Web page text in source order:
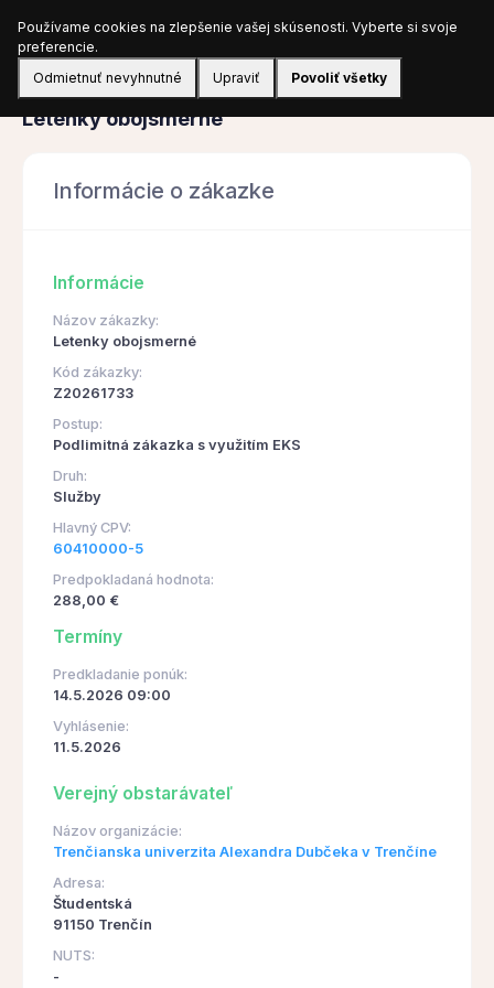
Prihlásiť sa
Obstarávanie
Letenky obojsmerné
Informácie o zákazke
Informácie
Názov zákazky:
Letenky obojsmerné
Kód zákazky:
Z20261733
Postup:
Podlimitná zákazka s využitím EKS
Druh:
Služby
Hlavný CPV:
60410000-5
Predpokladaná hodnota:
288,00 €
Termíny
Predkladanie ponúk:
14.5.2026 09:00
Vyhlásenie:
11.5.2026
Verejný obstarávateľ
Názov organizácie:
Trenčianska univerzita Alexandra Dubčeka v Trenčíne
Adresa:
Študentská
91150 Trenčín
NUTS:
-
Používame cookies na zlepšenie vašej skúsenosti. Vyberte si svoje
preferencie.
Odmietnuť nevyhnutné
Upraviť Povoliť všetky